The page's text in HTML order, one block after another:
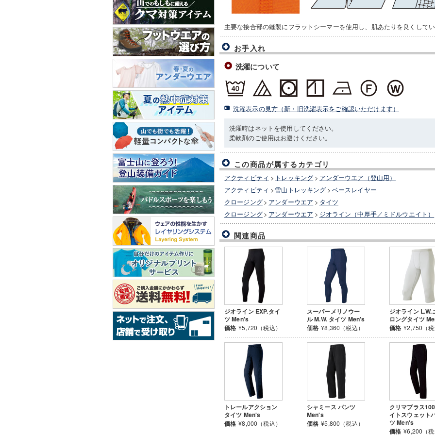
主要な接合部の縫製にフラットシーマーを使用し、肌あたりを良くして
お手入れ
洗濯について
洗濯表示の見方（新・旧洗濯表示をご確認いただけます）
洗濯時はネットを使用してください。
柔軟剤のご使用はお避けください。
この商品が属するカテゴリ
アクティビティ > トレッキング > アンダーウエア（登山用）
アクティビティ > 雪山トレッキング > ベースレイヤー
クロージング> アンダーウエア > タイツ
クロージング> アンダーウエア > ジオライン（中厚手／ミドルウエイト）
関連商品
ジオライン EXP.タイ
ツ Men's
価格 ¥5,720（税込）
スーパーメリノウー
ル M.W. タイツ Men's
価格 ¥8,360（税込）
ジオライン L.W.
ロングタイツ
価格 ¥2,750（
トレールアクション
タイツ Men's
価格 ¥8,000（税込）
シャミース パンツ
Men's
価格 ¥5,800（税込）
クリマプラス
イトスウェット
ツ Men's
価格 ¥6,200（